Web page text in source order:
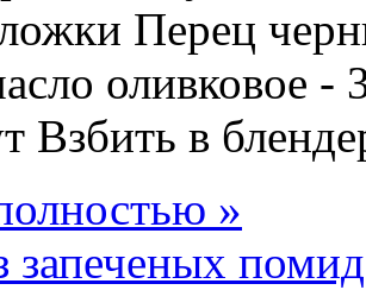
Перец
оливковое -
Взбить в
»
запеченых